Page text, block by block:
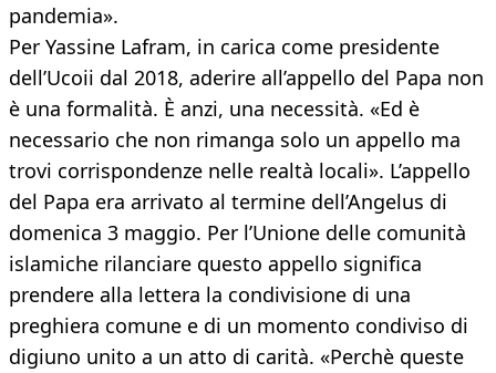
pandemia».
Per Yassine Lafram, in carica come presidente
dell’Ucoii dal 2018, aderire all’appello del Papa non
è una formalità. È anzi, una necessità. «Ed è
necessario che non rimanga solo un appello ma
trovi corrispondenze nelle realtà locali». L’appello
del Papa era arrivato al termine dell’Angelus di
domenica 3 maggio. Per l’Unione delle comunità
islamiche rilanciare questo appello significa
prendere alla lettera la condivisione di una
preghiera comune e di un momento condiviso di
digiuno unito a un atto di carità. «Perchè queste